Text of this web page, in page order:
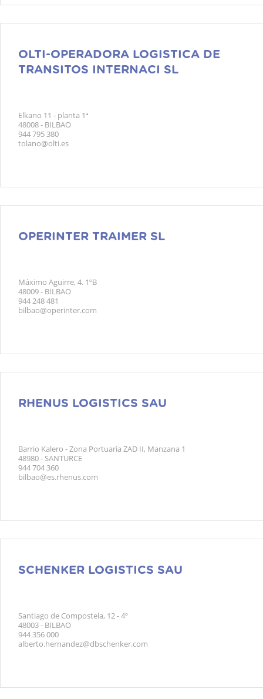
OLTI-OPERADORA LOGISTICA DE
TRANSITOS INTERNACI SL
Elkano 11 - planta 1ª
48008 - BILBAO
944 795 380
tolano@olti.es
OPERINTER TRAIMER SL
Máximo Aguirre, 4. 1ºB
48009 - BILBAO
944 248 481
bilbao@operinter.com
RHENUS LOGISTICS SAU
Barrio Kalero - Zona Portuaria ZAD II, Manzana 1
48980 - SANTURCE
944 704 360
bilbao@es.rhenus.com
SCHENKER LOGISTICS SAU
Santiago de Compostela, 12 - 4º
48003 - BILBAO
944 356 000
alberto.hernandez@dbschenker.com